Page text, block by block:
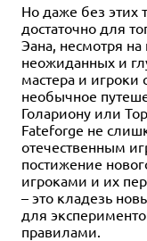
Но даже без этих
достаточно для
Эана, несмотря
неожиданных и
мастера и игроки
необычное
Голариону или
Fateforge не
отечественным
постижение
игроками и их
– это кладезь
для
правилами.